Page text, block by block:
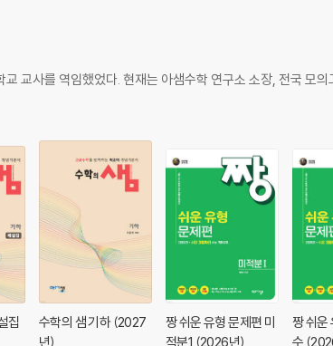
교사를 역임했었다. 현재는 아샘수학 연구소 소장, 전국 모의
집
수학의 샘 기하 (2027
년)
짱 쉬운 유형 문제편 미
적분1 (2026년)
짱 쉬운
수